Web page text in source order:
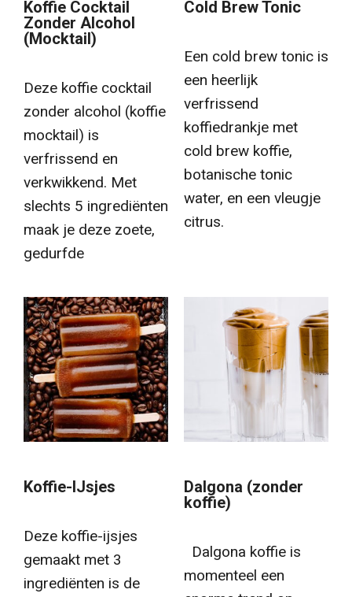
Koffie Cocktail
Zonder Alcohol
(Mocktail)
Deze koffie cocktail
zonder alcohol (koffie
mocktail) is
verfrissend en
verkwikkend. Met
slechts 5 ingrediënten
maak je deze zoete,
gedurfde
Cold Brew Tonic
Een cold brew tonic is
een heerlijk
verfrissend
koffiedrankje met
cold brew koffie,
botanische tonic
water, en een vleugje
citrus.
Koffie-IJsjes
Deze koffie-ijsjes
gemaakt met 3
ingrediënten is de
Dalgona (zonder
koffie)
Dalgona koffie is
momenteel een